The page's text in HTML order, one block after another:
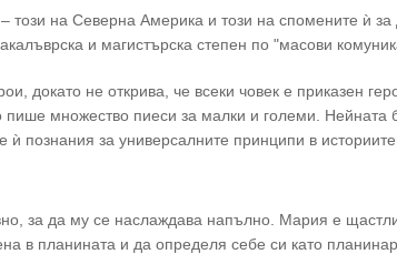
на Северна Америка и този на спомените ѝ
и магистърска степен по "масови
докато не открива, че всеки човек е приказен
множество пиеси за малки и големи.
за универсалните принципи в
за да му се наслаждава напълно. Мария е
в планината и да определя себе си като